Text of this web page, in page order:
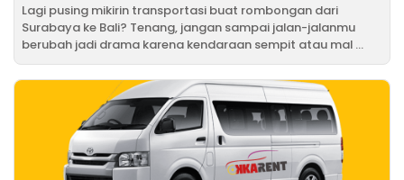
Lagi pusing mikirin transportasi buat rombongan dari
Surabaya ke Bali? Tenang, jangan sampai jalan-jalanmu
berubah jadi drama karena kendaraan sempit atau mal ...